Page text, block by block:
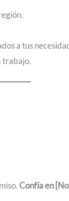
a tus
trabajo.
Confía en